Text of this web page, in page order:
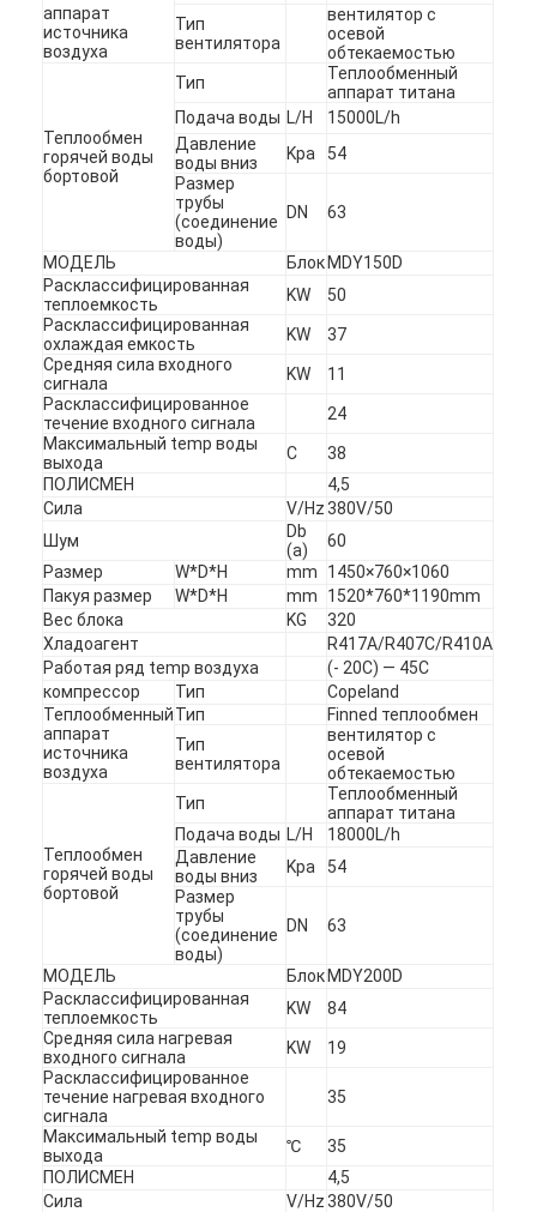
аппарат
источника
воздуха
Тип
вентилятора
вентилятор с
осевой
обтекаемостью
Теплообмен
горячей воды
бортовой
Тип
Теплообменный
аппарат титана
Подача воды L/H
15000L/h
Давление
воды вниз
Kpa
54
Размер
трубы
(соединение
воды)
DN 63
МОДЕЛЬ Блок MDY150D
Расклассифицированная
теплоемкость
KW
50
Расклассифицированная
охлаждая емкость
KW
37
Средняя сила входного
сигнала
KW
11
Расклассифицированное
течение входного сигнала
24
Максимальный temp воды
выхода
C
38
ПОЛИСМЕН
4,5
Сила
V/Hz 380V/50
Шум
Db
(a)
60
Размер
W*D*H mm
1450×760×1060
Пакуя размер
W*D*H mm
1520*760*1190mm
Вес блока
KG
320
Хладоагент
R417A/R407C/R410A
Работая ряд temp воздуха
(- 20C) — 45C
компрессор
Тип
Copeland
Теплообменный
аппарат
источника
воздуха
Тип
Finned теплообмен
Тип
вентилятора
вентилятор с
осевой
обтекаемостью
Теплообмен
горячей воды
бортовой
Тип
Теплообменный
аппарат титана
Подача воды L/H
18000L/h
Давление
воды вниз
Kpa
54
Размер
трубы
(соединение
воды)
DN 63
МОДЕЛЬ Блок MDY200D
Расклассифицированная
теплоемкость
KW
84
Средняя сила нагревая
входного сигнала
KW
19
Расклассифицированное
течение нагревая входного
сигнала
35
Максимальный temp воды
выхода
℃
35
ПОЛИСМЕН
4,5
Сила
V/Hz 380V/50